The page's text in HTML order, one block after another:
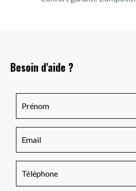
Besoin d'aide ?